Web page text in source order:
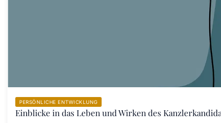
PERSÖNLICHE ENTWICKLUNG
Einblicke in das Leben und Wirken des